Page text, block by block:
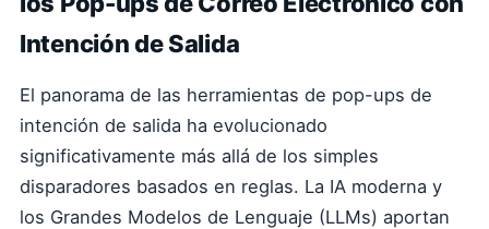
Intención de Salida
El panorama de las herramientas de pop-ups de
intención de salida ha evolucionado
significativamente más allá de los simples
disparadores basados en reglas. La IA moderna y
los Grandes Modelos de Lenguaje (LLMs) aportan